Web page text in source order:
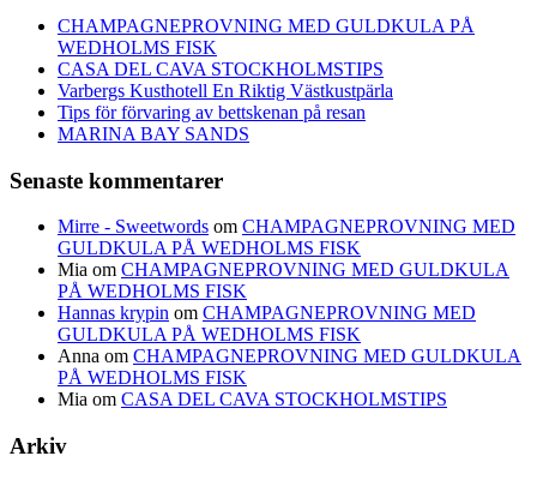
CHAMPAGNEPROVNING MED GULDKULA PÅ
WEDHOLMS FISK
CASA DEL CAVA STOCKHOLMSTIPS
Varbergs Kusthotell En Riktig Västkustpärla
Tips för förvaring av bettskenan på resan
MARINA BAY SANDS
Senaste kommentarer
Mirre - Sweetwords om CHAMPAGNEPROVNING MED
GULDKULA PÅ WEDHOLMS FISK
Mia om CHAMPAGNEPROVNING MED GULDKULA
PÅ WEDHOLMS FISK
Hannas krypin om CHAMPAGNEPROVNING MED
GULDKULA PÅ WEDHOLMS FISK
Anna om CHAMPAGNEPROVNING MED GULDKULA
PÅ WEDHOLMS FISK
Mia om CASA DEL CAVA STOCKHOLMSTIPS
Arkiv